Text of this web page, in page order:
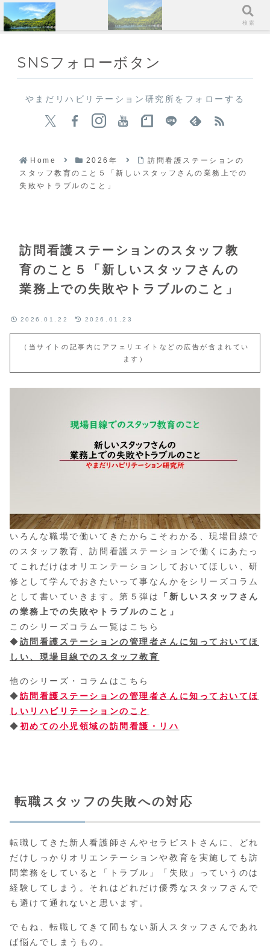
SNSフォローボタン
やまだリハビリテーション研究所をフォローする
Home 2026年
訪問看護ステーションの
スタッフ教育のこと５「新しいスタッフさんの業務上での
失敗やトラブルのこと」
訪問看護ステーションのスタッフ教
育のこと５「新しいスタッフさんの
業務上での失敗やトラブルのこと」
2026.01.22 2026.01.23
（当サイトの記事内にアフェリエイトなどの広告が含まれてい
ます）
いろんな職場で働いてきたからこそわかる、現場目線で
のスタッフ教育、訪問看護ステーションで働くにあたっ
てこれだけはオリエンテーションしておいてほしい、研
修として学んでおきたいって事なんかをシリーズコラム
として書いていきます。第５弾は
「新しいスタッフさん
の業務上での失敗やトラブルのこと」
このシリーズコラム一覧はこちら
◆訪問看護ステーションの管理者さんに知っておいてほ
しい、現場目線でのスタッフ教育
他のシリーズ・コラムはこちら
◆訪問看護ステーションの管理者さんに知っておいてほ
しいリハビリテーションのこと
◆初めての小児領域の訪問看護・リハ
転職スタッフの失敗への対応
転職してきた新人看護師さんやセラピストさんに、どれ
だけしっかりオリエンテーションや教育を実施しても訪
問業務をしていると「トラブル」「失敗」っていうのは
経験してしまう。それはどれだけ優秀なスタッフさんで
も避けて通れないと思います。
でもね、転職してきて間もない新人スタッフさんであれ
ば悩んでしまうもの。
メニュー 検索